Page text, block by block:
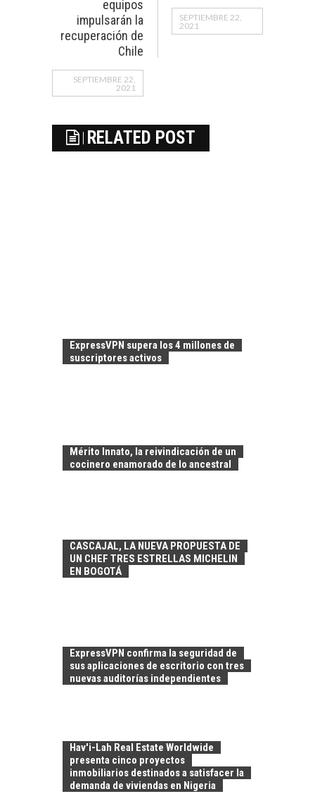
equipos
impulsarán la
recuperación de
Chile
SEPTIEMBRE 22,
2021
SEPTIEMBRE 22,
2021
RELATED POST
ExpressVPN supera los 4 millones de
suscriptores activos
Mérito Innato, la reivindicación de un
cocinero enamorado de lo ancestral
CASCAJAL, LA NUEVA PROPUESTA DE
UN CHEF TRES ESTRELLAS MICHELIN
EN BOGOTÁ
ExpressVPN confirma la seguridad de
sus aplicaciones de escritorio con tres
nuevas auditorías independientes
Hav'i-Lah Real Estate Worldwide
presenta cinco proyectos
inmobiliarios destinados a satisfacer la
demanda de viviendas en Nigeria
ALLÁ DEL CRÉDITO
BANCARIO
crédito…
DIGITALES
EXPORTADOS DESDE
CHILE
El auge de las